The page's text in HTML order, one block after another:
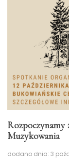
Rozpoczynamy
Muzykowania
dodano dnia: 3